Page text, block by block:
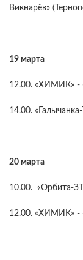
Викнарёв»
19 марта
12.00. «ХИМИК» -
14.00.
20 марта
10.00. «Орбита-
12.00. «ХИМИК» -